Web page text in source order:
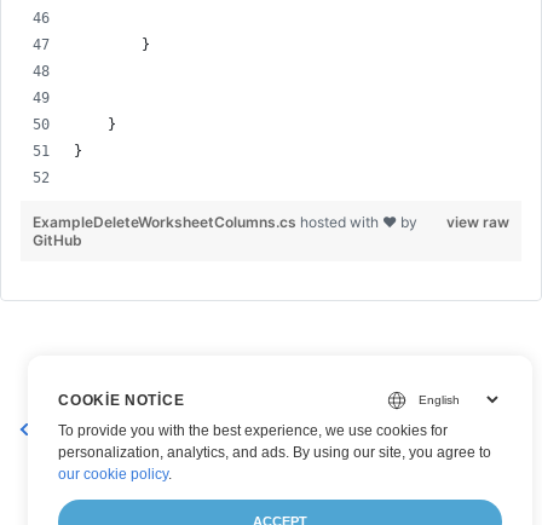
}
}
}
view raw
ExampleDeleteWorksheetColumns.cs hosted with ❤ by
GitHub
Excel çalışma sayfasındaki sütunları gruplandırmayı kaldırın
COOKIE NOTICE
To provide you with the best experience, we use cookies for
personalization, analytics, and ads. By using our site, you agree to
our cookie policy.
ACCEPT